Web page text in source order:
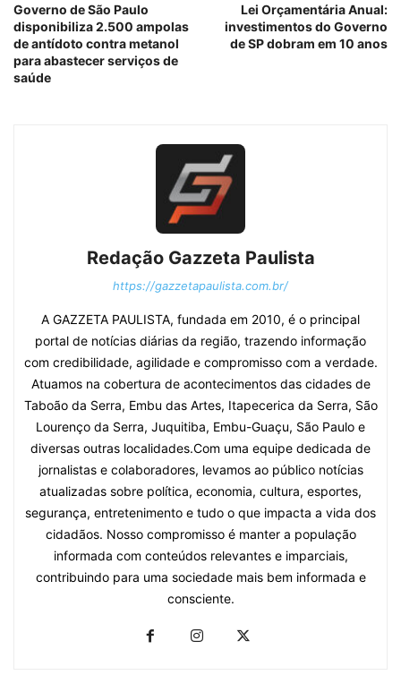
Governo de São Paulo
disponibiliza 2.500 ampolas
de antídoto contra metanol
para abastecer serviços de
saúde
Lei Orçamentária Anual:
investimentos do Governo
de SP dobram em 10 anos
Redação Gazzeta Paulista
https://gazzetapaulista.com.br/
A GAZZETA PAULISTA, fundada em 2010, é o principal
portal de notícias diárias da região, trazendo informação
com credibilidade, agilidade e compromisso com a verdade.
Atuamos na cobertura de acontecimentos das cidades de
Taboão da Serra, Embu das Artes, Itapecerica da Serra, São
Lourenço da Serra, Juquitiba, Embu-Guaçu, São Paulo e
diversas outras localidades.Com uma equipe dedicada de
jornalistas e colaboradores, levamos ao público notícias
atualizadas sobre política, economia, cultura, esportes,
segurança, entretenimento e tudo o que impacta a vida dos
cidadãos. Nosso compromisso é manter a população
informada com conteúdos relevantes e imparciais,
contribuindo para uma sociedade mais bem informada e
consciente.